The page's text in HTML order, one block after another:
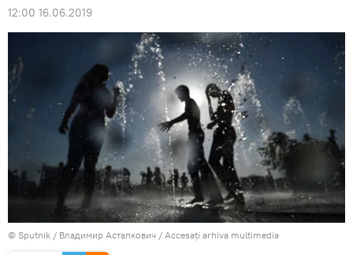
12:00 16.06.2019
© Sputnik / Владимир Астапкович / Accesați arhiva multimedia